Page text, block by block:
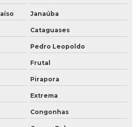
Janaúba
Cataguases
Pedro Leopoldo
Frutal
Pirapora
Extrema
Congonhas